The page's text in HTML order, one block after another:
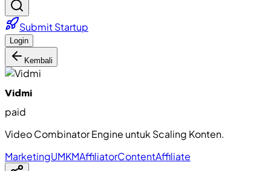
Submit Startup
Login
Kembali
Vidmi
paid
Video Combinator Engine untuk Scaling Konten.
MarketingUMKMAffiliatorContentAffiliate